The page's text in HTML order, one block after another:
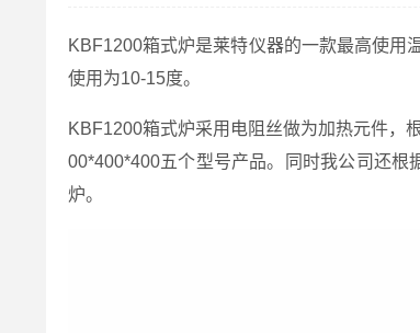
KBF1200箱式炉是莱特仪器的一款最高使用
使用为10-15度。
KBF1200箱式炉采用电阻丝做为加热元件，
00*400*400五个型号产品。同时我公司还
炉。